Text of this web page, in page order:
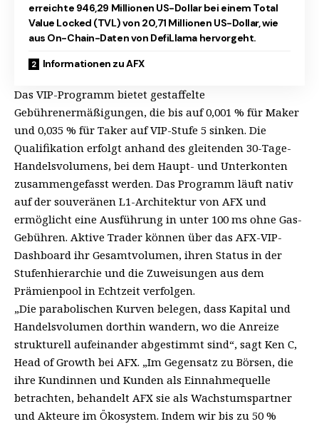
erreichte 946,29 Millionen US-Dollar bei einem Total
Value Locked (TVL) von 20,71 Millionen US-Dollar, wie
aus On-Chain-Daten von DefiLlama hervorgeht.
Informationen zu AFX
Das VIP-Programm bietet gestaffelte
Gebührenermäßigungen, die bis auf 0,001 % für Maker
und 0,035 % für Taker auf VIP-Stufe 5 sinken. Die
Qualifikation erfolgt anhand des gleitenden 30-Tage-
Handelsvolumens, bei dem Haupt- und Unterkonten
zusammengefasst werden. Das Programm läuft nativ
auf der souveränen L1-Architektur von AFX und
ermöglicht eine Ausführung in unter 100 ms ohne Gas-
Gebühren. Aktive Trader können über das AFX-VIP-
Dashboard ihr Gesamtvolumen, ihren Status in der
Stufenhierarchie und die Zuweisungen aus dem
Prämienpool in Echtzeit verfolgen.
„Die parabolischen Kurven belegen, dass Kapital und
Handelsvolumen dorthin wandern, wo die Anreize
strukturell aufeinander abgestimmt sind“, sagt Ken C,
Head of Growth bei AFX. „Im Gegensatz zu Börsen, die
ihre Kundinnen und Kunden als Einnahmequelle
betrachten, behandelt AFX sie als Wachstumspartner
und Akteure im Ökosystem. Indem wir bis zu 50 %